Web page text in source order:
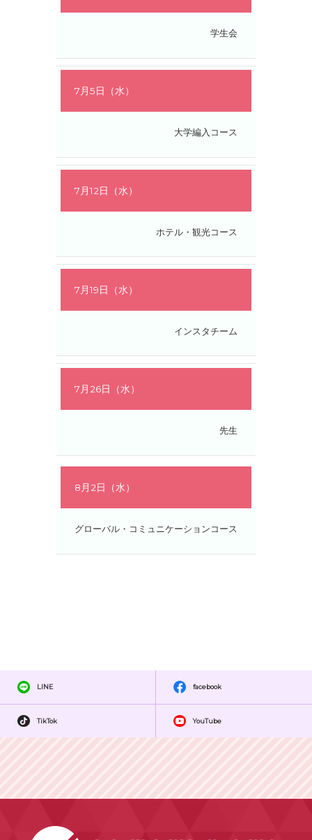
学生会
7月5日（水）
大学編入コース
7月12日（水）
ホテル・観光コース
7月19日（水）
インスタチーム
7月26日（水）
先生
8月2日（水）
グローバル・コミュニケーションコース
LINE facebook
TikTok YouTube